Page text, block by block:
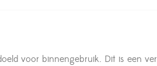
voor binnengebruik. Dit is een